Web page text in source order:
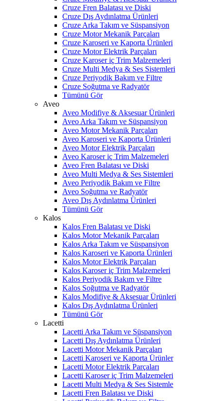
Cruze Fren Balatası ve Diski
Cruze Dış Aydınlatma Ürünleri
Cruze Arka Takım ve Süspansiyon
Cruze Motor Mekanik Parçaları
Cruze Karoseri ve Kaporta Ürünleri
Cruze Motor Elektrik Parçaları
Cruze Karoser iç Trim Malzemeleri
Cruze Multi Medya & Ses Sistemleri
Cruze Periyodik Bakım ve Filtre
Cruze Soğutma ve Radyatör
Tümünü Gör
Aveo
Aveo Modifiye & Aksesuar Ürünleri
Aveo Arka Takım ve Süspansiyon
Aveo Motor Mekanik Parçaları
Aveo Karoseri ve Kaporta Ürünleri
Aveo Motor Elektrik Parçaları
Aveo Karoser iç Trim Malzemeleri
Aveo Fren Balatası ve Diski
Aveo Multi Medya & Ses Sistemleri
Aveo Periyodik Bakım ve Filtre
Aveo Soğutma ve Radyatör
Aveo Dış Aydınlatma Ürünleri
Tümünü Gör
Kalos
Kalos Fren Balatası ve Diski
Kalos Motor Mekanik Parçaları
Kalos Arka Takım ve Süspansiyon
Kalos Karoseri ve Kaporta Ürünleri
Kalos Motor Elektrik Parçaları
Kalos Karoser iç Trim Malzemeleri
Kalos Periyodik Bakım ve Filtre
Kalos Soğutma ve Radyatör
Kalos Modifiye & Aksesuar Ürünleri
Kalos Dış Aydınlatma Ürünleri
Tümünü Gör
Lacetti
Lacetti Arka Takım ve Süspansiyon
Lacetti Dış Aydınlatma Ürünleri
Lacetti Motor Mekanik Parçaları
Lacetti Karoseri ve Kaporta Ürünler
Lacetti Motor Elektrik Parçaları
Lacetti Karoser iç Trim Malzemeleri
Lacetti Multi Medya & Ses Sistemle
Lacetti Fren Balatası ve Diski